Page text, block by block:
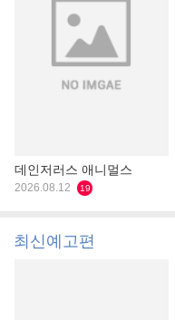
데인저러스 애니멀스
2026.08.12 19
최신예고편